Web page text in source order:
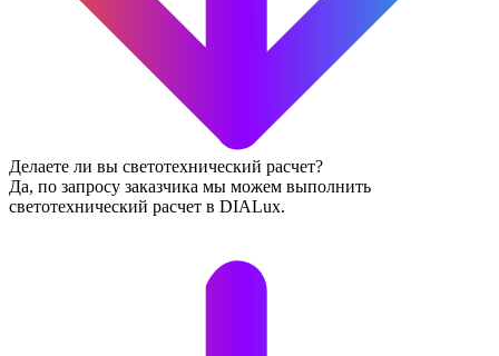
Делаете ли вы светотехнический расчет?
Да, по запросу заказчика мы можем выполнить
светотехнический расчет в DIALux.